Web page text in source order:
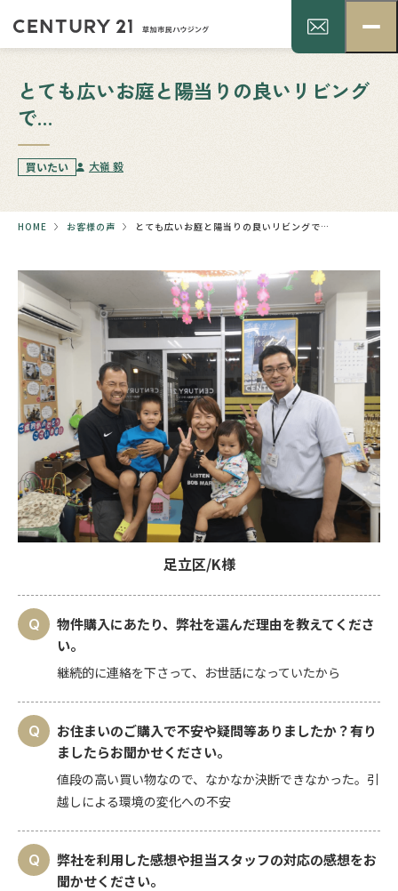
とても広いお庭と陽当りの良いリビング
で…
買いたい 大嶺 毅
HOME お客様の声 とても広いお庭と陽当りの良いリビングで…
足立区/K様
物件購入にあたり、弊社を選んだ理由を教えてくださ
い。
継続的に連絡を下さって、お世話になっていたから
お住まいのご購入で不安や疑問等ありましたか？有り
ましたらお聞かせください。
値段の高い買い物なので、なかなか決断できなかった。引
越しによる環境の変化への不安
弊社を利用した感想や担当スタッフの対応の感想をお
聞かせください。